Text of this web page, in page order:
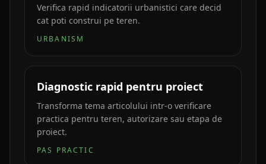
Verifica rapid indicatorii urbanistici care decid
cat poti construi pe teren.
URBANISM
Diagnostic rapid pentru proiect
Transforma tema articolului intr-o verificare
practica pentru teren, autorizare sau etapa de
proiect.
PAS PRACTIC